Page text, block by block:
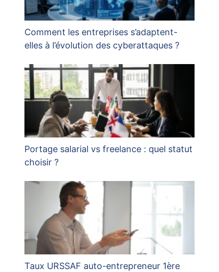
Comment les entreprises s’adaptent-
elles à l’évolution des cyberattaques ?
Portage salarial vs freelance : quel statut
choisir ?
Taux URSSAF auto-entrepreneur 1ère